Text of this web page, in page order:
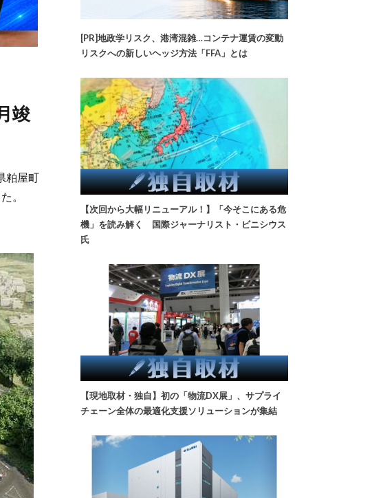
粕屋町
。
[PR]地政学リスク、港湾混雑…コンテナ運賃の変動
リスクへの新しいヘッジ方法「FFA」とは
【次回から大幅リニューアル！】「今そこにある危
機」を読み解く 国際ジャーナリスト・ビニシウス
氏
【現地取材・独自】初の「物流DX展」、サプライ
チェーン全体の最適化支援ソリューションが集結